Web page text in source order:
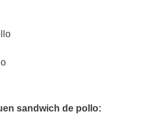
sandwich de pollo: